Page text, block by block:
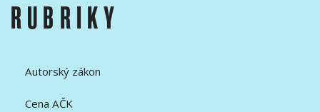
RUBRIKY
Autorský zákon
Cena AČK